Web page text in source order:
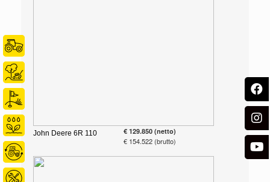
John Deere 6R 110 € 129.850 (netto)
€ 154.522 (brutto)